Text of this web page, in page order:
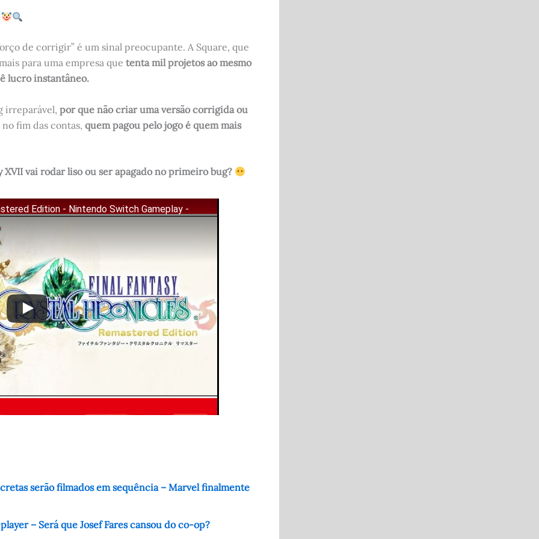
de corrigir” é um sinal preocupante. A Square, que
para uma empresa que tenta mil projetos ao mesmo
lucro instantâneo.
irreparável, por que não criar uma versão corrigida ou
fim das contas, quem pagou pelo jogo é quem mais
XVII vai rodar liso ou ser apagado no primeiro bug?
Edition - Nintendo Switch Gameplay -
serão filmados em sequência – Marvel finalmente
– Será que Josef Fares cansou do co-op?